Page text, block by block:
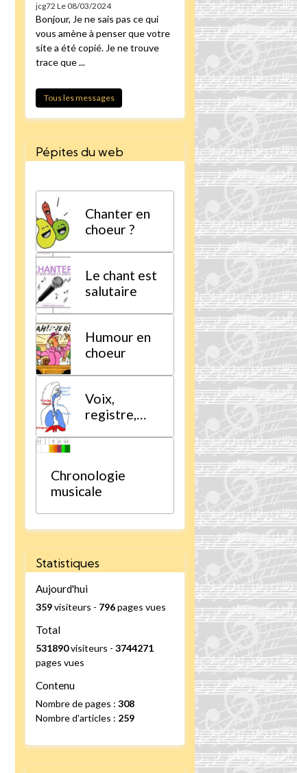
jcg72 Le 08/03/2024
Bonjour, Je ne sais pas ce qui
vous amène à penser que votre
site a été copié. Je ne trouve
trace que ...
Tous les messages
Pépites du web
Chanter en
choeur ?
Le chant est
salutaire
Humour en
choeur
Voix,
registre,
Chronologie
musicale
Statistiques
Aujourd'hui
359visiteurs - 796pages vues
Total
531890visiteurs -3744271
pages vues
Contenu
Nombre de pages :308
Nombre d'articles : 259